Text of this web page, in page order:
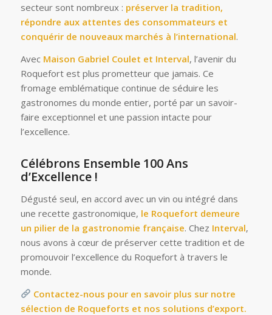
secteur sont nombreux : préserver la tradition,
répondre aux attentes des consommateurs et
conquérir de nouveaux marchés à l’international.
Avec Maison Gabriel Coulet et Interval, l’avenir du
Roquefort est plus prometteur que jamais. Ce
fromage emblématique continue de séduire les
gastronomes du monde entier, porté par un savoir-
faire exceptionnel et une passion intacte pour
l’excellence.
Célébrons Ensemble 100 Ans
d’Excellence !
Dégusté seul, en accord avec un vin ou intégré dans
une recette gastronomique, le Roquefort demeure
un pilier de la gastronomie française. Chez Interval,
nous avons à cœur de préserver cette tradition et de
promouvoir l’excellence du Roquefort à travers le
monde.
Contactez-nous pour en savoir plus sur notre
sélection de Roqueforts et nos solutions d’export.